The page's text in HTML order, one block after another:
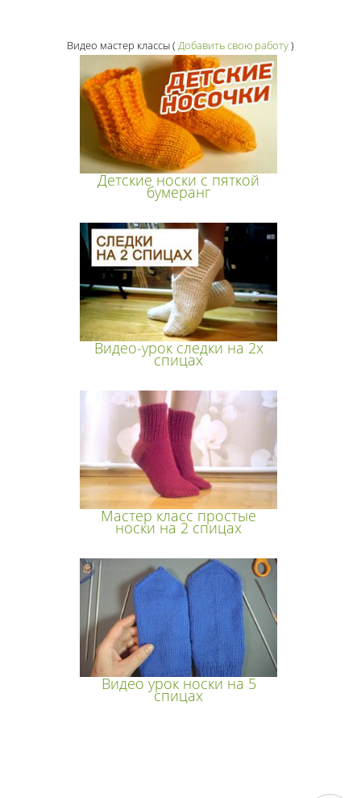
Видео мастер классы( Добавить свою работу)
Детские носки с пяткой
бумеранг
Видео-урок следки на 2х
спицах
Мастер класс простые
носки на 2 спицах
Видео урок носки на 5
спицах